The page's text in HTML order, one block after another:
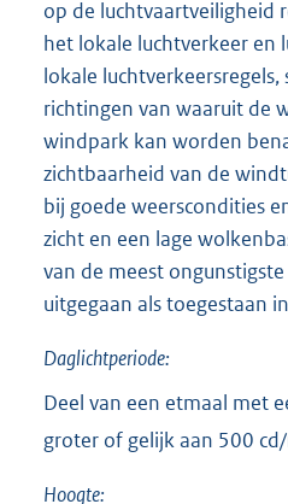
op de luchtvaartveiligheid
het lokale luchtverkeer en
lokale
richtingen van waaruit de
windpark kan worden
zichtbaarheid van de
bij goede weerscondities
zicht en een lage
van de meest
uitgegaan als toegestaan
Daglichtperiode:
Deel van een etmaal met
groter of gelijk aan 500
Hoogte: